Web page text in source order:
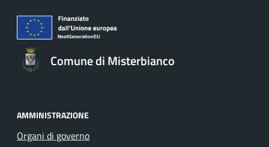
Comune di Misterbianco
AMMINISTRAZIONE
Organi di governo